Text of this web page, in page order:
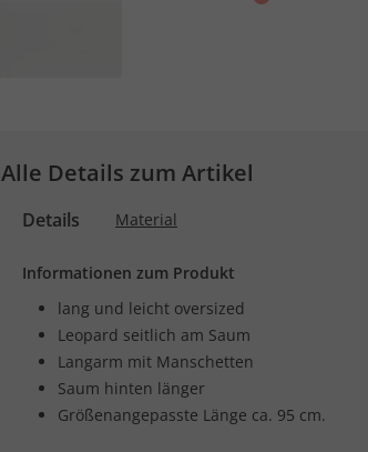
Alle Details zum Artikel
Details Material
Informationen zum Produkt
lang und leicht oversized
Leopard seitlich am Saum
Langarm mit Manschetten
Saum hinten länger
Größenangepasste Länge ca. 95 cm.